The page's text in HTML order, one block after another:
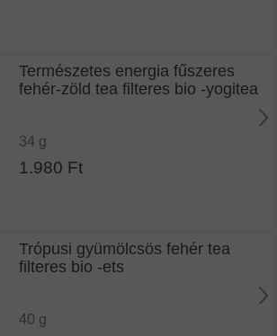
Természetes energia fűszeres
fehér-zöld tea filteres bio -yogitea
34 g
1.980 Ft
Trópusi gyümölcsös fehér tea
filteres bio -ets
40 g